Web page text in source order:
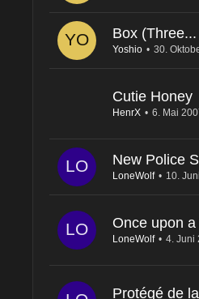
Box
Yoshio 30.
Cutie Honey
HenrX 6. Mai
New Police
LoneWolf 10.
Once upon
LoneWolf 4. Juni
Protégé de